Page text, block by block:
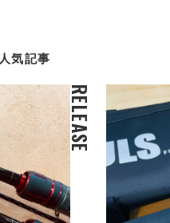
人気記事
RELEASE